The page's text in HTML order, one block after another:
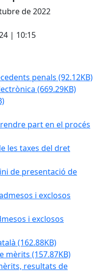
de 2022
| 10:15
penals (92.12KB)
(669.29KB)
part en el procés
les taxes del dret
de presentació de
i exclosos
i exclosos
(162.88KB)
mèrits (157.87KB)
resultats de